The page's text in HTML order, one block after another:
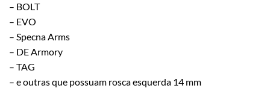
– BOLT
– EVO
– Specna Arms
– DE Armory
– TAG
– e outras que possuam rosca esquerda 14 mm